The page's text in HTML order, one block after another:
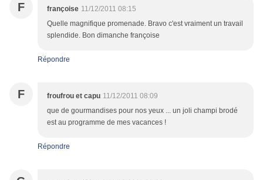
F françoise 11/12/2011 08:15
Quelle magnifique promenade. Bravo c'est vraiment un travail
splendide. Bon dimanche françoise
Répondre
F froufrou et capu 11/12/2011 08:09
que de gourmandises pour nos yeux ... un joli champi brodé
est au programme de mes vacances !
Répondre